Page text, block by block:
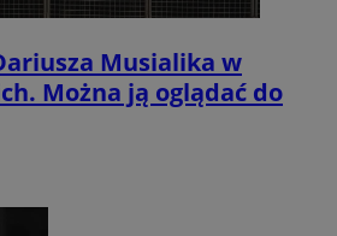
Musialika w
Można ją oglądać do